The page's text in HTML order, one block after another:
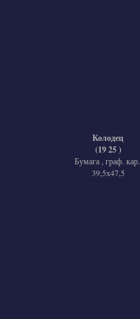
Колодец
(19 25 )
Бумага , граф.
39,5х47,5